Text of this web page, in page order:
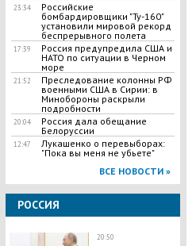
23:34
Российские
бомбардировщики "Ту-160"
установили мировой рекорд
беспрерывного полета
17:39
Россия предупредила США и
НАТО по ситуации в Черном
море
21:52
Преследование колонны РФ
военными США в Сирии: в
Минобороны раскрыли
подробности
20:04
Россия дала обещание
Белоруссии
12:47
​Лукашенко о перевыборах:
"Пока вы меня не убьете"
ВСЕ НОВОСТИ »
РОССИЯ
20:50